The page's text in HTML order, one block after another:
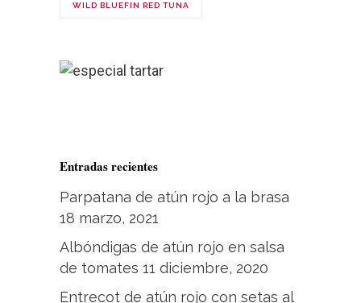
WILD BLUEFIN RED TUNA
Entradas recientes
Parpatana de atún rojo a la brasa
18 marzo, 2021
Albóndigas de atún rojo en salsa
de tomates 11 diciembre, 2020
Entrecot de atún rojo con setas al